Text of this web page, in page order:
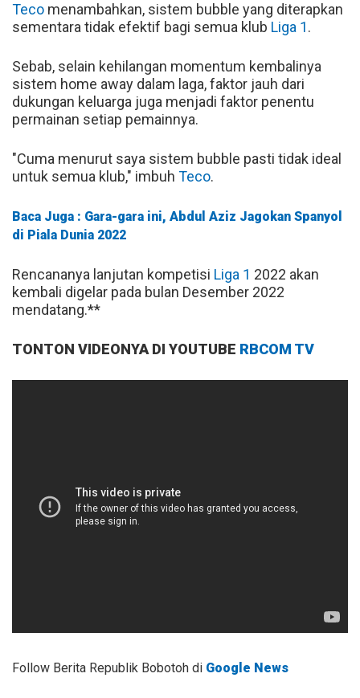
Teco menambahkan, sistem bubble yang diterapkan
sementara tidak efektif bagi semua klub Liga 1.
Sebab, selain kehilangan momentum kembalinya
sistem home away dalam laga, faktor jauh dari
dukungan keluarga juga menjadi faktor penentu
permainan setiap pemainnya.
"Cuma menurut saya sistem bubble pasti tidak ideal
untuk semua klub," imbuh Teco.
Baca Juga : Gara-gara ini, Abdul Aziz Jagokan Spanyol
di Piala Dunia 2022
Rencananya lanjutan kompetisi Liga 1 2022 akan
kembali digelar pada bulan Desember 2022
mendatang.**
TONTON VIDEONYA DI YOUTUBE RBCOM TV
Follow Berita Republik Bobotoh di Google News